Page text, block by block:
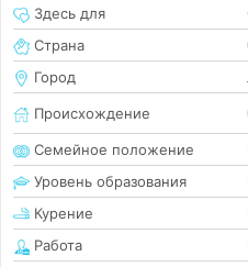
Здесь для
Страна
Город
Происхождение
Семейное положение
Уровень образования
Курение
Работа